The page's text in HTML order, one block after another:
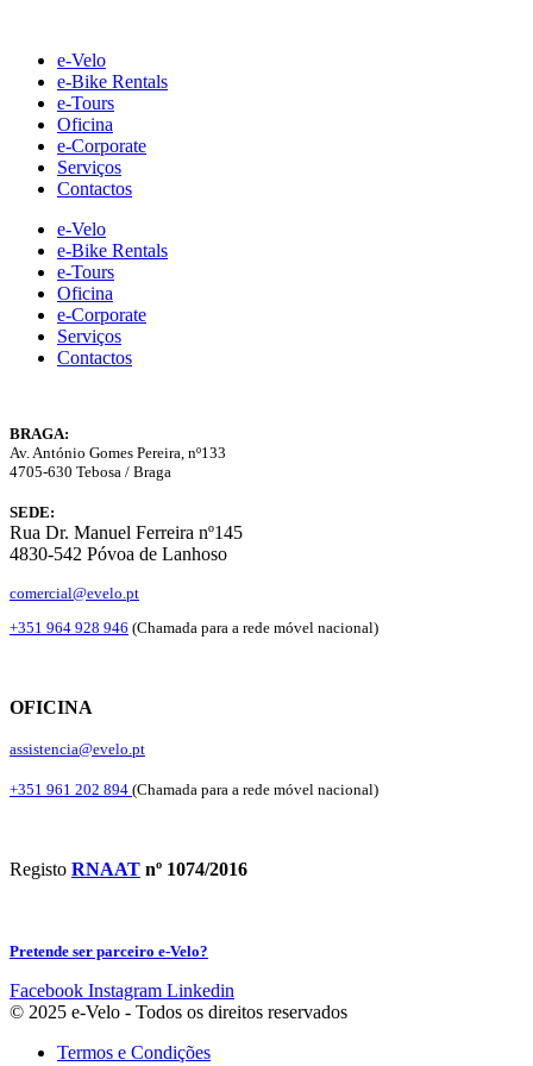
contente-Velo
e-Bike Rentals
e-Tours
Oficina
e-Corporate
Serviços
Contactos
e-Velo
e-Bike Rentals
e-Tours
Oficina
e-Corporate
Serviços
Contactos
BRAGA:
Av. António Gomes Pereira, nº133
4705-630 Tebosa / Braga
SEDE:
Rua Dr. Manuel Ferreira nº145
4830-542 Póvoa de Lanhoso
comercial@evelo.pt
+351 964 928 946 (Chamada para a rede móvel nacional)
OFICINA
assistencia@evelo.pt
+351 961 202 894 (Chamada para a rede móvel nacional)
Registo RNAAT nº 1074/2016
Pretende ser parceiro e-Velo?
Facebook Instagram Linkedin
© 2025 e-Velo - Todos os direitos reservados
Termos e Condições